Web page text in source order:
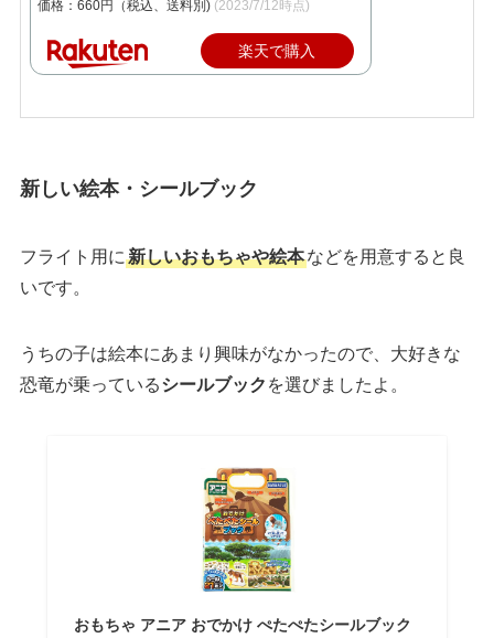
価格：660円（税込、送料別) (2023/7/12時点)
楽天で購入
新しい絵本・シールブック
フライト用に 新しいおもちゃや絵本などを用意すると良
いです。
うちの子は絵本にあまり興味がなかったので、大好きな
恐竜が乗っているシールブック を選びましたよ。
おもちゃ アニア おでかけ ぺたぺたシールブック